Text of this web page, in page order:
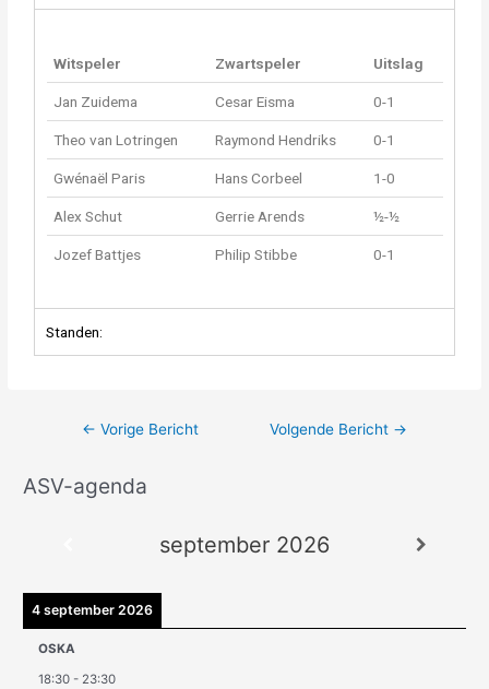
Witspeler Zwartspeler Uitslag
Jan Zuidema Cesar Eisma 0-1
Theo van Lotringen Raymond Hendriks 0-1
Gwénaël Paris Hans Corbeel 1-0
Alex Schut Gerrie Arends ½-½
Jozef Battjes Philip Stibbe 0-1
Standen:
← Vorige Bericht Volgende Bericht →
ASV-agenda
september 2026
4 september 2026
OSKA
18:30 - 23:30
A
e